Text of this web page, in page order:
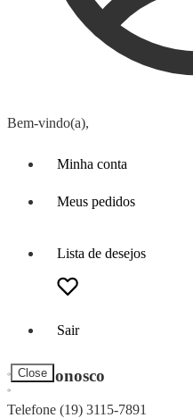
Bem-vindo(a),
Minha conta
Meus pedidos
Lista de desejos
Sair
Close
Fale Conosco
Telefone (19) 3115-7891